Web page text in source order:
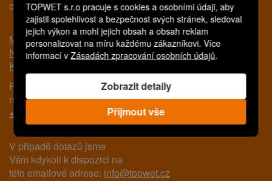
TOPWET s.r.o pracuje s cookies a osobními údaji, aby
zajistil spolehlivost a bezpečnost svých stránek, sledoval
jejich výkon a mohl jejich obsah a obsah reklam
personalizovat na míru každému zákazníkovi. Více
informací vZásadách zpracování osobních údajů.
Zobrazit detaily
Přijmout vše
co jste hledali?
Možná hledáte
Nákup na e-shopu
Kontakty
Pro další informace nás kontaktujte
na tomto telefonním čísle:
+420 777 717 116
V případě dotazů jsme
Vám kdykoli k dispozici na
této emailové adrese: info@topwet.cz